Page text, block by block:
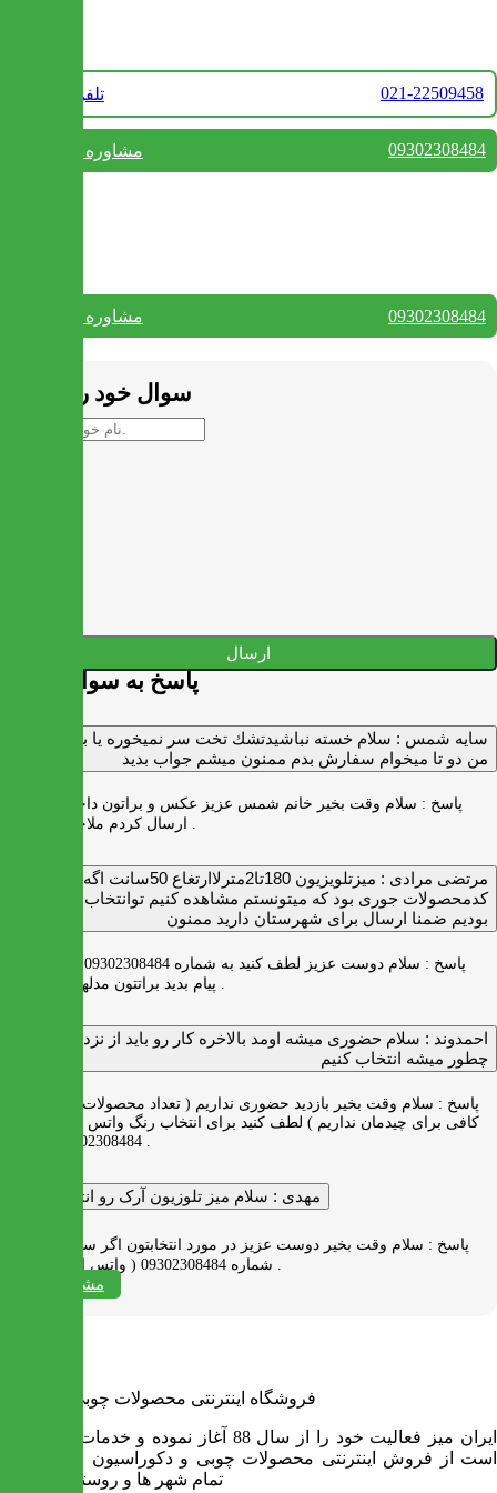
تلفن فروش 021-22509458
مشاوره واتس آپ 09302308484
مشاوره واتس آپ 09302308484
سوال خود را بپرسید
ارسال
پاسخ به سوالات شما
سايه شمس : سلام خسته نباشيدتشك تخت سر نميخوره يا برنميگرده
من دو تا ميخوام سفارش بدم ممنون ميشم جواب بديد
پاسخ : سلام وقت بخیر خانم شمس عزیز عکس و براتون داخل واتس اپ
ارسال کردم ملاحظه بفرمایید .
مرتضی مرادی :
میزتلویزیون 180تا2مترلاارتغاع 50سانت اگه
کدمحصولات جوری بود که میتونستم مشاهده کنیم توانتخاب راحت‌تر
بودیم ضمنا ارسال برای شهرستان دارید ممنون
پاسخ :
احمدوند : سلام حضوری میشه اومد بالاخره کار رو باید از نزدیک دید
چطور میشه انتخاب کنیم
پاسخ : سلام وقت بخیر بازدید حضوری نداریم ( تعداد محصولات زیاد و فضای
کافی برای چیدمان نداریم ) لطف کنید برای انتخاب رنگ واتس اپ به شماره
09302308484 پیام بدید .
مهدی : سلام میز تلوزیون آرک رو انتخاب کردم
پاسخ : سلام وقت بخیر دوست عزیز در مورد انتخابتون اگر سوالی دارید به
مشاهده همه
فروشگاه اینترنتی محصولات چوبی ایران میز
ایران میز فعالیت خود را از سال 88 آغاز نموده و خدمات آن عبارت
است از فروش اینترنتی محصولات چوبی و دکوراسیون و ارسال به
تمام شهر ها و روستاهای کشور